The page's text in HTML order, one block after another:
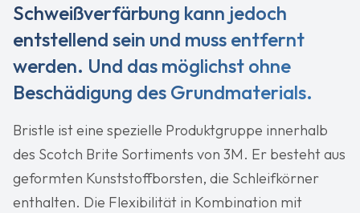
Schweißverfärbung kann jedoch
entstellend sein und muss entfernt
werden. Und das möglichst ohne
Beschädigung des Grundmaterials.
Bristle ist eine spezielle Produktgruppe innerhalb
des Scotch Brite Sortiments von 3M. Er besteht aus
geformten Kunststoffborsten, die Schleifkörner
enthalten. Die Flexibilität in Kombination mit